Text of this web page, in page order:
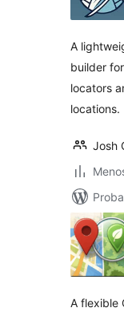
A
builder
locators
locations.
Josh
A flexible